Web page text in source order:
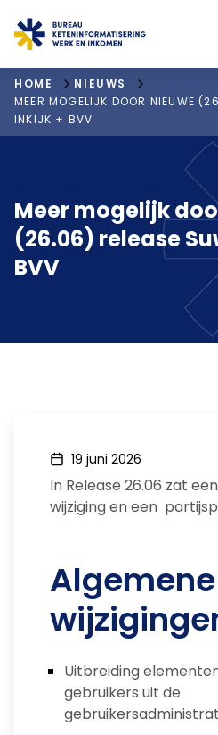
"ga naar homepagina"
HOME
NIEUWS
MEER MOGELIJK DOOR NIEUWE
INKIJK + BVV
Meer mogelijk
(26.06) release
BVV
19 juni 2026
In Release 26.06 zat
wijziging en een
Algemene
Uitbreiding
gebruikers uit de